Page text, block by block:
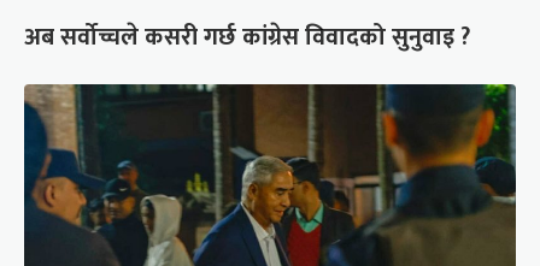
अब सर्वोच्चले कसरी गर्छ कांग्रेस विवादको सुनुवाइ ?